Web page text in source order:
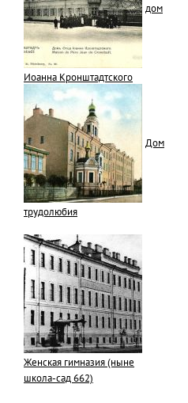
дом
Иоанна Кронштадтского
Дом
трудолюбия
Женская гимназия (ныне
школа-сад 662)